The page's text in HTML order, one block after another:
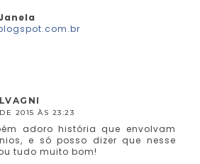
2015 ÀS 23:23
adoro história que envolvam
e só posso dizer que nesse
tudo muito bom!